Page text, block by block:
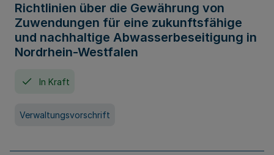
Richtlinien über die Gewährung von
Zuwendungen für eine zukunftsfähige
und nachhaltige Abwasserbeseitigung in
Nordrhein-Westfalen
In Kraft
Verwaltungsvorschrift